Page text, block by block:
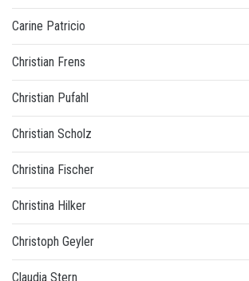
Carine Patricio
Christian Frens
Christian Pufahl
Christian Scholz
Christina Fischer
Christina Hilker
Christoph Geyler
Claudia Stern